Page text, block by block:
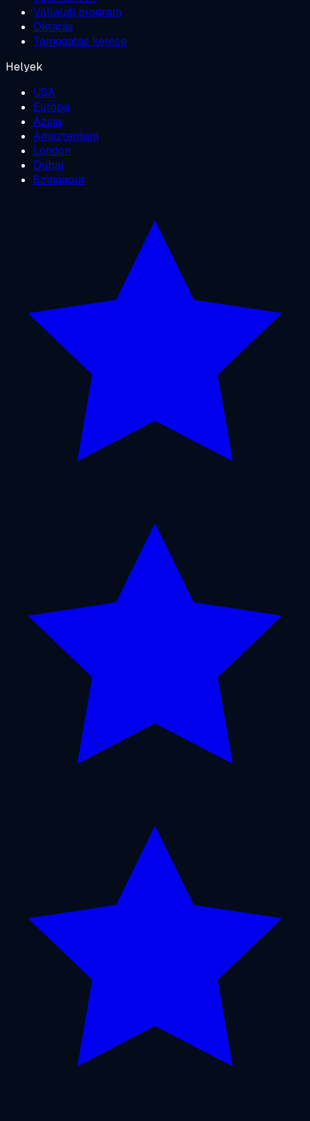
Vállalati program
Oktatás
Támogatás kérése
Helyek
USA
Európa
Ázsia
Amszterdam
London
Dubai
Szingapúr